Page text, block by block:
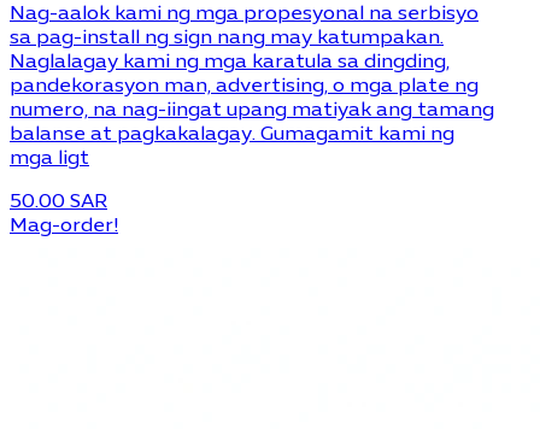
Nag-aalok kami ng mga propesyonal na serbisyo
sa pag-install ng sign nang may katumpakan.
Naglalagay kami ng mga karatula sa dingding,
pandekorasyon man, advertising, o mga plate ng
numero, na nag-iingat upang matiyak ang tamang
balanse at pagkakalagay. Gumagamit kami ng
mga ligt
50.00 SAR
Mag-order!